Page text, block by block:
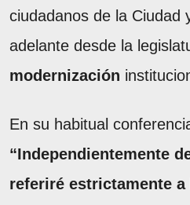
ciudadanos de la Ciudad
adelante desde la
modernización
En su habitual
“Independientemente
referiré estrictamente a